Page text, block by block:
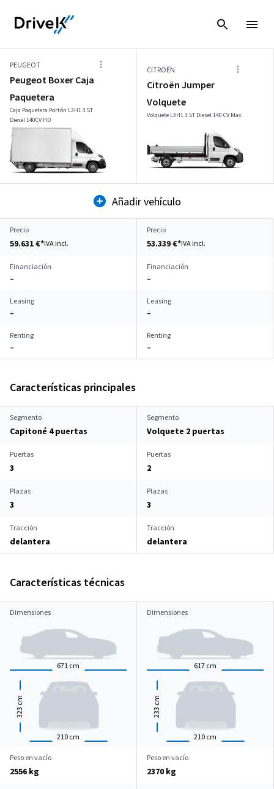
PEUGEOT
Peugeot Boxer Caja
Paquetera
Caja Paquetera Portón L3H1 3.5T
Diesel 140CV HD
CITROËN
Citroën Jumper
Volquete
Volquete L3H1 3.5T Diesel 140 CV Max
Añadir vehículo
Precio
59.631 €*IVA incl.
Precio
53.339 €*IVA incl.
Financiación
–
Financiación
–
Leasing
–
Leasing
–
Renting
–
Renting
–
Características principales
Segmento
Capitoné 4 puertas
Segmento
Volquete 2 puertas
Puertas
3
Puertas
2
Plazas
3
Plazas
3
Tracción
delantera
Tracción
delantera
Características técnicas
Dimensiones
671 cm
210 cm
323
cm
Dimensiones
617 cm
210 cm
233
cm
Peso en vacío
2556 kg
Peso en vacío
2370 kg